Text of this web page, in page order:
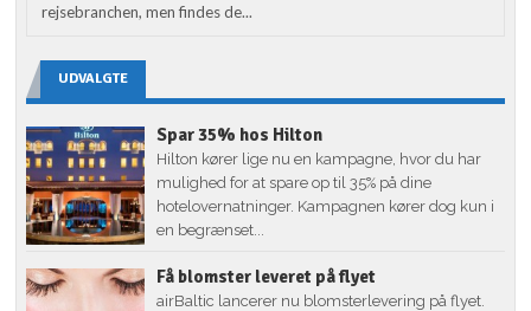
rejsebranchen, men findes de...
UDVALGTE
Spar 35% hos Hilton
Hilton kører lige nu en kampagne, hvor du har
mulighed for at spare op til 35% på dine
hotelovernatninger. Kampagnen kører dog kun i
en begrænset...
Få blomster leveret på flyet
airBaltic lancerer nu blomsterlevering på flyet.